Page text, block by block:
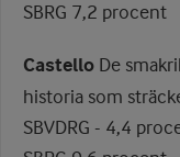
SBRG 7,2 procent
Castello De
historia som
SBVDRG - 4,4